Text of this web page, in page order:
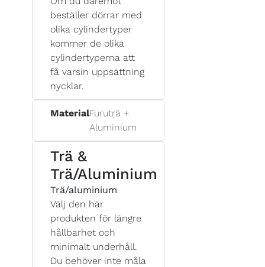
beställer dörrar med
olika cylindertyper
kommer de olika
cylindertyperna att
få varsin uppsättning
nycklar.
MaterialFuruträ +
Aluminium
Trä &
Trä/Aluminium
Trä/aluminium
Välj den här
produkten för längre
hållbarhet och
minimalt underhåll.
Du behöver inte måla